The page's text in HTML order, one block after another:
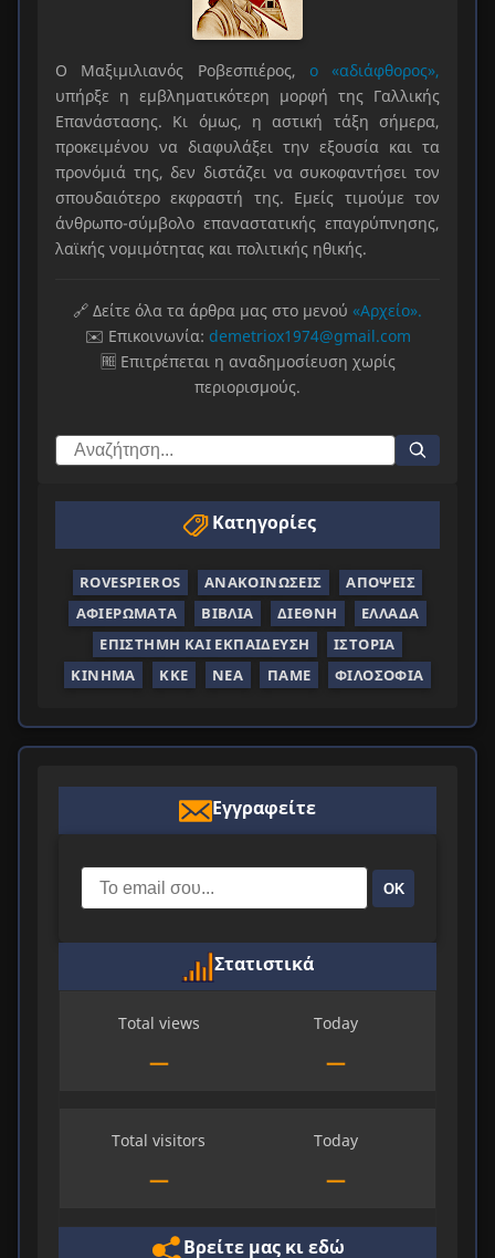
Ο Μαξιμιλιανός Ροβεσπιέρος, ο «αδιάφθορος»,
υπήρξε η εμβληματικότερη μορφή της Γαλλικής
Επανάστασης. Κι όμως, η αστική τάξη σήμερα,
προκειμένου να διαφυλάξει την εξουσία και τα
προνόμιά της, δεν διστάζει να συκοφαντήσει τον
σπουδαιότερο εκφραστή της. Εμείς τιμούμε τον
άνθρωπο-σύμβολο επαναστατικής επαγρύπνησης,
λαϊκής νομιμότητας και πολιτικής ηθικής.
🔗 Δείτε όλα τα άρθρα μας στο μενού «Αρχείο».
✉️ Επικοινωνία: demetriox1974@gmail.com
🆓 Επιτρέπεται η αναδημοσίευση χωρίς
περιορισμούς.
Κατηγορίες
ROVESPIEROS ΑΝΑΚΟΙΝΏΣΕΙΣ
ΑΠΌΨΕΙΣ
ΑΦΙΕΡΏΜΑΤΑ
ΒΙΒΛΊΑ ΔΙΕΘΝΉ
ΕΛΛΆΔΑ
ΕΠΙΣΤΉΜΗ ΚΑΙ ΕΚΠΑΊΔΕΥΣΗ
ΙΣΤΟΡΊΑ
ΚΊΝΗΜΑ
ΚΚΕ ΝΈΑ ΠΑΜΕ ΦΙΛΟΣΟΦΊΑ
Εγγραφείτε
ΟΚ
Στατιστικά
Total views
—
Today
—
Total visitors
—
Today
—
Βρείτε μας κι εδώ